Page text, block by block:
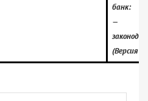
банк:
—
(Версия